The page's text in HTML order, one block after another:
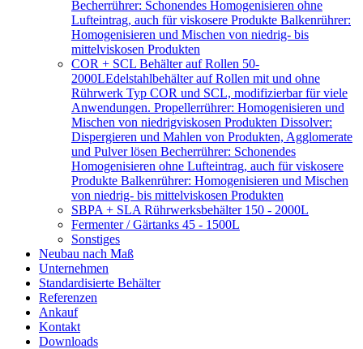
Becherrührer: Schonendes Homogenisieren ohne
Lufteintrag, auch für viskosere Produkte Balkenrührer:
Homogenisieren und Mischen von niedrig- bis
mittelviskosen Produkten
COR + SCL Behälter auf Rollen 50-
2000LEdelstahlbehälter auf Rollen mit und ohne
Rührwerk Typ COR und SCL, modifizierbar für viele
Anwendungen. Propellerrührer: Homogenisieren und
Mischen von niedrigviskosen Produkten Dissolver:
Dispergieren und Mahlen von Produkten, Agglomerate
und Pulver lösen Becherrührer: Schonendes
Homogenisieren ohne Lufteintrag, auch für viskosere
Produkte Balkenrührer: Homogenisieren und Mischen
von niedrig- bis mittelviskosen Produkten
SBPA + SLA Rührwerksbehälter 150 - 2000L
Fermenter / Gärtanks 45 - 1500L
Sonstiges
Neubau nach Maß
Unternehmen
Standardisierte Behälter
Referenzen
Ankauf
Kontakt
Downloads